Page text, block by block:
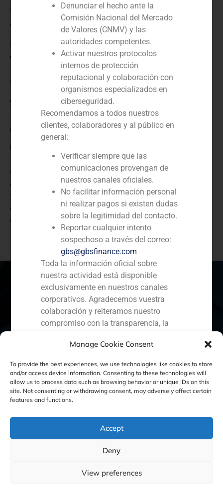
Manage Cookie Consent
To provide the best experiences, we use technologies like cookies to store
and/or access device information. Consenting to these technologies will
allow us to process data such as browsing behavior or unique IDs on this
site. Not consenting or withdrawing consent, may adversely affect certain
features and functions.
Accept
Deny
View preferences
Financial advisor to the seller
Año:
Cliente:
Servicio / Sector
Corporate Finance,Servicios empresariales/Educación
Descripción
GBS Finance actuó como asesor financiero de la
empresa dedicada a los servicios digitales Grupo
Sagital, en la venta de una participación a Prosegur,
empresa dedicada a la instalación y mantenimiento
de alarmas.
España Portugal Colombia
Política de Cookies Política de Privacidad
Aviso Legal
GBS Finance ©2023
Denunciar el hecho ante la
Comisión Nacional del Mercado
de Valores (CNMV) y las
autoridades competentes.
Activar nuestros protocolos
internos de protección
reputacional y colaboración con
organismos especializados en
ciberseguridad.
Recomendamos a todos nuestros
clientes, colaboradores y al público en
general:
Verificar siempre que las
comunicaciones provengan de
nuestros canales oficiales.
No facilitar información personal
ni realizar pagos si existen dudas
sobre la legitimidad del contacto.
Reportar cualquier intento
sospechoso a través del correo:
gbs@gbsfinance.com
Toda la información oficial sobre
nuestra actividad está disponible
exclusivamente en nuestros canales
corporativos. Agradecemos vuestra
colaboración y reiteramos nuestro
compromiso con la transparencia, la
Capital Markets AV SA
GBS Finance